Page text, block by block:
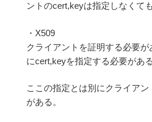
ントのcert,keyは指定しなくて
・X509
クライアントを証明する必要
にcert,keyを指定する必要がある
ここの指定とは別にクライア
がある。